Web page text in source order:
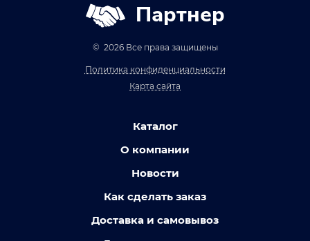
Партнер
© 2026 Все права защищены
Политика конфиденциальности
Карта сайта
Каталог
О компании
Новости
Как сделать заказ
Доставка и самовывоз